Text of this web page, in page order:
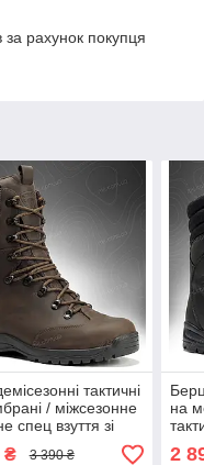
рахунок покупця
тактичні
/ міжсезонне
спец взуття зі
Stimul (dark
₴ 3 390 ₴
на
2